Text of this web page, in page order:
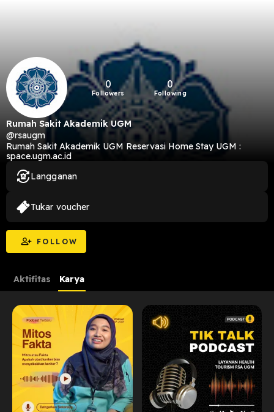
0
Followers
0
Following
Rumah Sakit Akademik UGM
@rsaugm
Rumah Sakit Akademik UGM Reservasi Home Stay UGM :
space.ugm.ac.id
FOLLOW
Langganan
Tukar voucher
Aktifitas Karya